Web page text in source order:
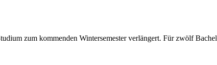
zum kommenden Wintersemester verlängert. Für zwölf